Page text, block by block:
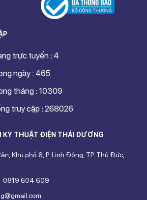
KỸ THUẬT ĐIỆN THÁI DƯƠNG
Khu phố 6, P. Linh Đông, TP. Thủ Đức,
0819 604 609
ngày : 465
tháng : 10309
truy cập : 268026
trực tuyến : 4